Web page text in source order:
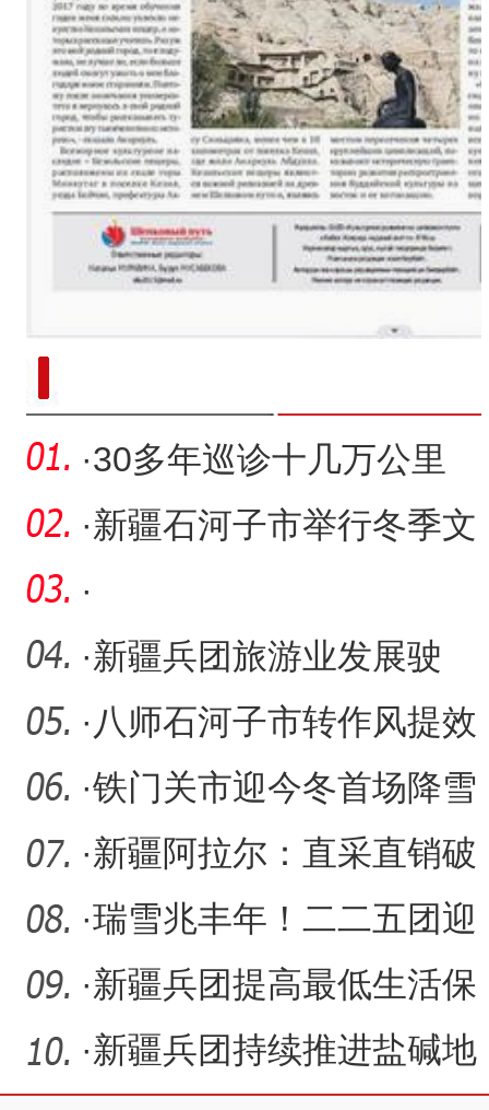
·30多年巡诊十几万公里
他说“牧民需要我，我得留
下
·新疆石河子市举行冬季文
旅政策新品推介会
·
·新疆兵团旅游业发展驶
入“快车道”
· 八师石河子市转作风提效
能加快经济高质量发展纪
实
·铁门关市迎今冬首场降雪
有效缓解干燥气候
·新疆阿拉尔：直采直销破
解市民吃菜难题
·瑞雪兆丰年！二二五团迎
来今冬初雪
·新疆兵团提高最低生活保
障标准 每月不低于712元
·新疆兵团持续推进盐碱地